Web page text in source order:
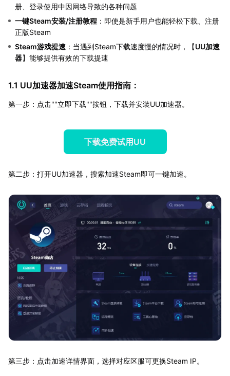
册、登录使用中因网络导致的各种问题
一键Steam安装/注册教程 ：即使是新手用户也能轻松下载、注册
正版Steam
Steam游戏提速 ：当遇到Steam下载速度慢的情况时，【UU加速
器】能够提供有效的下载提速
1.1 UU加速器加速Steam使用指南：
第一步：点击""立即下载""按钮，下载并安装UU加速器。
下载免费试用UU
第二步：打开UU加速器，搜索加速Steam即可一键加速。
第三步：点击加速详情界面，选择对应区服可更换Steam IP。